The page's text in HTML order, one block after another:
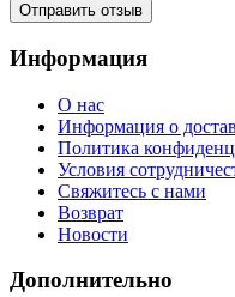
Отправить отзыв
Информация
О нас
Информация о
Политика
Условия
Свяжитесь с нами
Возврат
Новости
Дополнительно